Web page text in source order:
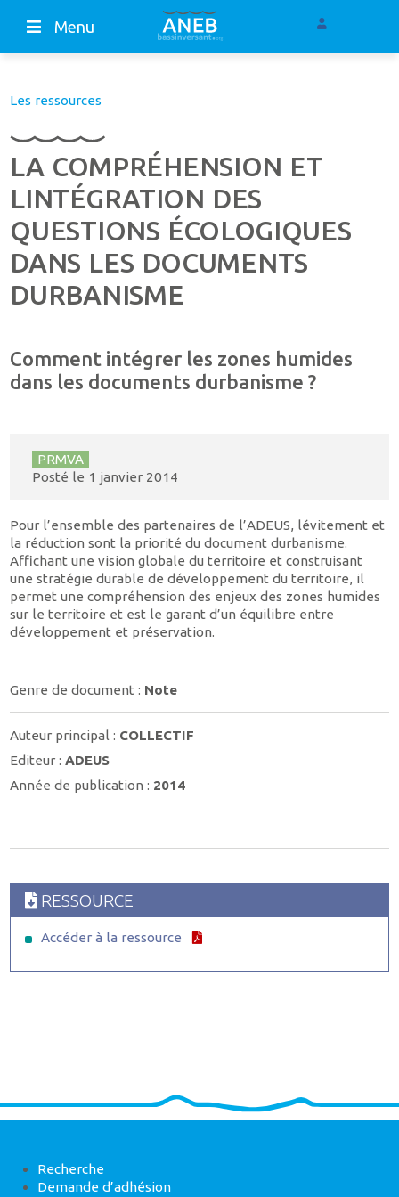
Menu
Les ressources
LA COMPRÉHENSION ET
LINTÉGRATION DES
QUESTIONS ÉCOLOGIQUES
DANS LES DOCUMENTS
DURBANISME
Comment intégrer les zones humides
dans les documents durbanisme ?
PRMVA
Posté le 1 janvier 2014
Pour l’ensemble des partenaires de l’ADEUS, lévitement et
la réduction sont la priorité du document durbanisme.
Affichant une vision globale du territoire et construisant
une stratégie durable de développement du territoire, il
permet une compréhension des enjeux des zones humides
sur le territoire et est le garant d’un équilibre entre
développement et préservation.
Genre de document : Note
Auteur principal : COLLECTIF
Editeur :ADEUS
Année de publication : 2014
RESSOURCE
Accéder à la ressource
Recherche
Demande d’adhésion